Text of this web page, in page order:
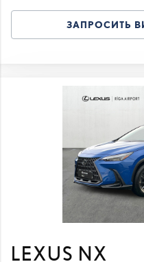
ЗАПРОСИТЬ
LEXUS NX